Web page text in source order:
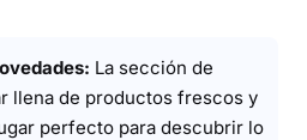
La sección de
llena de productos frescos y
perfecto para descubrir lo